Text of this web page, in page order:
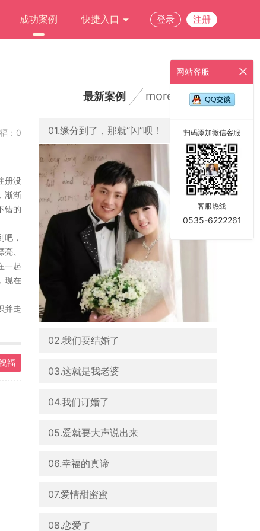
成功案例 快捷入口 登录 注册
：0
册没
渐渐
错的
，
、
一起
现在
并走
福
最新案例 more
01.缘分到了，那就“闪”呗！
02.我们要结婚了
03.这就是我老婆
04.我们订婚了
05.爱就要大声说出来
06.幸福的真谛
07.爱情甜蜜蜜
08.恋爱了
网站客服
扫码添加微信客服
客服热线
0535-6222261